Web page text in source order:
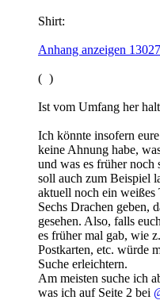
Shirt:
Anhang anzeigen
( )
Ist vom Umfang her
Ich könnte insofern
keine Ahnung habe,
und was es früher noch
soll auch zum Beispiel
aktuell noch ein weißes
Sechs Drachen geben,
gesehen. Also, falls
es früher mal gab, wie
Postkarten, etc. würde
Suche erleichtern.
Am meisten suche ich
was ich auf Seite 2 bei